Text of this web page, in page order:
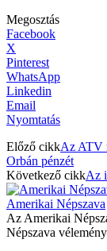
Megosztás
Facebook
X
Pinterest
WhatsApp
Linkedin
Email
Nyomtatás
Előző cikkAz ATV
Orbán pénzét
Következő cikkAz
Amerikai Népszava
Az Amerikai
Népszava